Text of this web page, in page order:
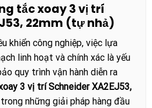
tắc xoay 3 vị trí
22mm (tự nhả)
khiển công nghiệp, việc lựa
linh hoạt và chính xác là yếu
quy trình vận hành diễn ra
3 vị trí Schneider XA2EJ53,
những giải pháp hàng đầu